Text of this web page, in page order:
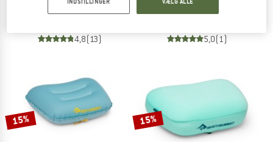
Puder
4,8(13) 5,0(1)
15% 15%